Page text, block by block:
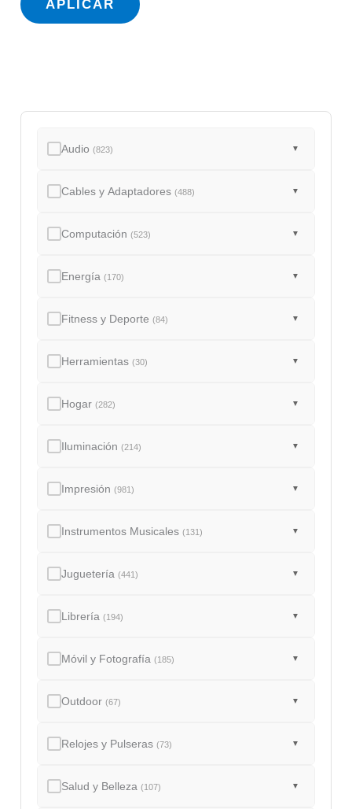
d
APLICAR
Audio(823) ▼
Cables y Adaptadores(488) ▼
Computación(523) ▼
Energía(170) ▼
Fitness y Deporte(84) ▼
Herramientas(30) ▼
Hogar(282) ▼
Iluminación(214) ▼
Impresión(981) ▼
Instrumentos Musicales(131) ▼
Juguetería(441) ▼
Librería(194) ▼
Móvil y Fotografía(185) ▼
Outdoor(67) ▼
Relojes y Pulseras(73) ▼
Salud y Belleza(107) ▼